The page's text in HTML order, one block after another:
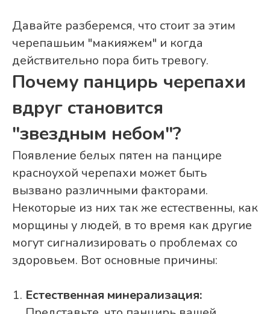
Давайте разберемся, что стоит за этим
черепашьим "макияжем" и когда
действительно пора бить тревогу.
Почему панцирь черепахи
вдруг становится
"звездным небом"?
Появление белых пятен на панцире
красноухой черепахи может быть
вызвано различными факторами.
Некоторые из них так же естественны, как
морщины у людей, в то время как другие
могут сигнализировать о проблемах со
здоровьем. Вот основные причины:
Естественная минерализация: